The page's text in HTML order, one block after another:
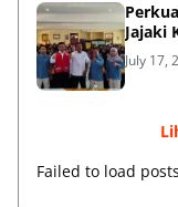
Jajaki
July 17,
Failed to load